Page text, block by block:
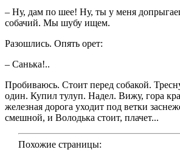
– Ну, дам по шее! Ну, ты у меня
собачий. Мы шубу ищем.
Разошлись. Опять орет:
– Санька!..
Пробиваюсь. Стоит перед собакой.
один. Купил тулуп. Надел. Вижу, гора
железная дорога уходит под ветки
смешной, и Володька стоит, плачет...
Похожие страницы: